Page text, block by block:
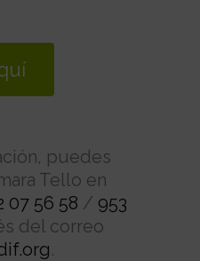
puedes
Tello en
07 56 58 / 953
del correo
.